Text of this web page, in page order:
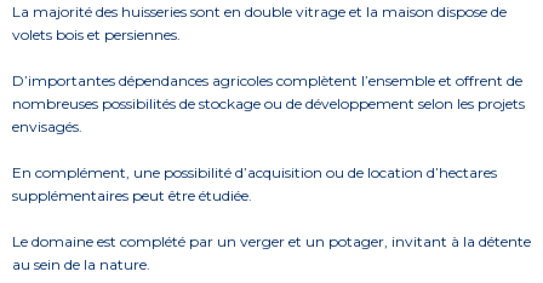
La majorité des huisseries sont en double vitrage et la maison dispose de
volets bois et persiennes.
D’importantes dépendances agricoles complètent l’ensemble et offrent de
nombreuses possibilités de stockage ou de développement selon les projets
envisagés.
En complément, une possibilité d’acquisition ou de location d’hectares
supplémentaires peut être étudiée.
Le domaine est complété par un verger et un potager, invitant à la détente
au sein de la nature.